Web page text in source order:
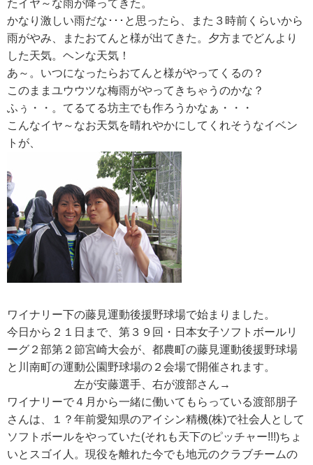
お問い合わせ
RECRUIT
求人情報
DATA
たイヤ～な雨が降ってきた。
かなり激しい雨だな･･･と思ったら、また３時前くらいから
雨がやみ、またおてんと様が出てきた。夕方までどんより
した天気。ヘンな天気！
あ～。いつになったらおてんと様がやってくるの？
このままユウウツな梅雨がやってきちゃうのかな？
ふぅ・・。てるてる坊主でも作ろうかなぁ・・・
こんなイヤ～なお天気を晴れやかにしてくれそうなイベン
トが、
ワイナリー下の藤見運動後援野球場で始まりました。
今日から２１日まで、第３９回・日本女子ソフトボールリ
ーグ２部第２節宮崎大会が、都農町の藤見運動後援野球場
と川南町の運動公園野球場の２会場で開催されます。
左が安藤選手、右が渡部さん→
ワイナリーで４月から一緒に働いてもらっている渡部朋子
さんは、１？年前愛知県のアイシン精機(株)で社会人として
ソフトボールをやっていた(それも天下のピッチャー!!!)ちょ
いとスゴイ人。現役を離れた今でも地元のクラブチームの